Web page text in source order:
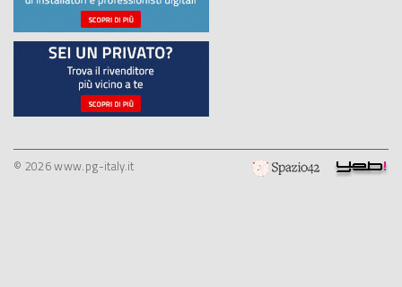
© 2026 www.pg-italy.it